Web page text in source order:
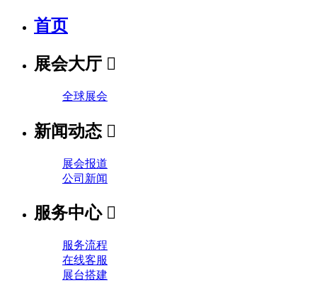
首页
展会大厅 
全球展会
新闻动态 
展会报道
公司新闻
服务中心 
服务流程
在线客服
展台搭建